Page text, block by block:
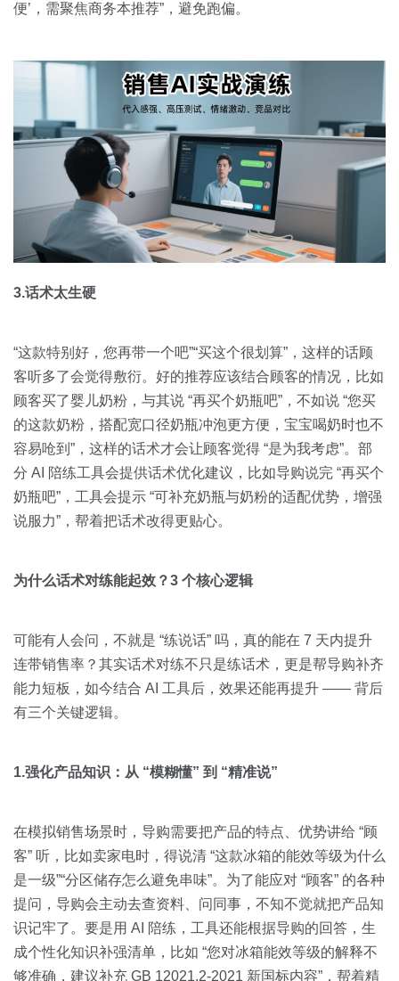
便’，需聚焦商务本推荐”，避免跑偏。
3.话术太生硬
“这款特别好，您再带一个吧”“买这个很划算”，这样的话顾
客听多了会觉得敷衍。好的推荐应该结合顾客的情况，比如
顾客买了婴儿奶粉，与其说 “再买个奶瓶吧”，不如说 “您买
的这款奶粉，搭配宽口径奶瓶冲泡更方便，宝宝喝奶时也不
容易呛到”，这样的话术才会让顾客觉得 “是为我考虑”。部
分 AI 陪练工具会提供话术优化建议，比如导购说完 “再买个
奶瓶吧”，工具会提示 “可补充奶瓶与奶粉的适配优势，增强
说服力”，帮着把话术改得更贴心。
为什么话术对练能起效？3 个核心逻辑
可能有人会问，不就是 “练说话” 吗，真的能在 7 天内提升
连带销售率？其实话术对练不只是练话术，更是帮导购补齐
能力短板，如今结合 AI 工具后，效果还能再提升 —— 背后
有三个关键逻辑。
1.强化产品知识：从 “模糊懂” 到 “精准说”
在模拟销售场景时，导购需要把产品的特点、优势讲给 “顾
客” 听，比如卖家电时，得说清 “这款冰箱的能效等级为什么
是一级”“分区储存怎么避免串味”。为了能应对 “顾客” 的各种
提问，导购会主动去查资料、问同事，不知不觉就把产品知
识记牢了。要是用 AI 陪练，工具还能根据导购的回答，生
成个性化知识补强清单，比如 “您对冰箱能效等级的解释不
够准确，建议补充 GB 12021.2-2021 新国标内容”，帮着精